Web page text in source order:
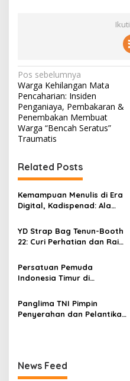
N
a
v
i
g
a
s
i
p
o
s
Pos sebelumnya
Warga Kehilangan Mata
Pencaharian: Insiden
Penganiaya, Pembakaran &
Penembakan Membuat
Warga “Bencah Seratus”
Traumatis
Related Posts
Kemampuan Menulis di Era
Digital, Kadispenad: Ala
YD Strap Bag Tenun-Booth
22: Curi Perhatian dan Raih
Memandang Wastra
dengan Citra Nan Anggun
Persatuan Pemuda
Indonesia Timur di
Bertajuk “Torang Samua
Basudara”
Panglima TNI Pimpin
Penyerahan dan Pelantikan
News Feed